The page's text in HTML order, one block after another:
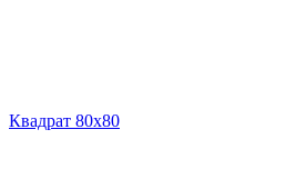
Квадрат 80х80